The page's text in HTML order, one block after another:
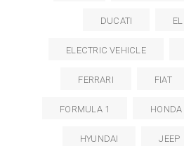
DUCATI
ELECTRIC VEHICLE
FERRARI FIAT
FORMULA 1 HONDA
HYUNDAI JEEP